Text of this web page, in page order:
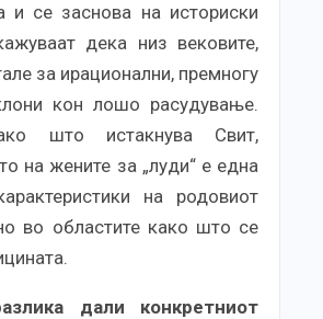
и се заснова на историски
дека низ вековите,
за ирационални, премногу
кон лошо расудување.
што истакнува Свит,
на жените за „луди“ е една
на родовиот
во областите како што се
дали конкретниот